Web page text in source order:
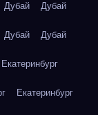
Дубай Дубай
Дубай Дубай
Екатеринбург
Екатеринбург